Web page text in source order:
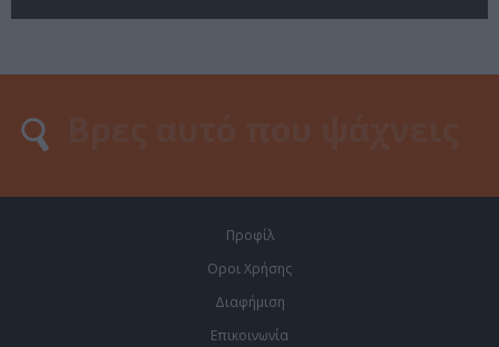
Προφίλ
Οροι Χρήσης
Διαφήμιση
Επικοινωνία